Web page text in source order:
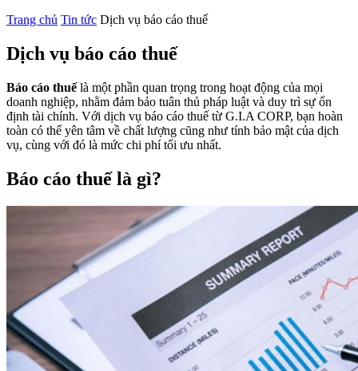
Trang chủ Tin tức Dịch vụ báo cáo thuế
Dịch vụ báo cáo thuế
Báo cáo thuếlà một phần quan trọng trong hoạt động của mọi
doanh nghiệp, nhằm đảm bảo tuân thủ pháp luật và duy trì sự ổn
định tài chính. Với dịch vụ báo cáo thuế từ G.I.A CORP, bạn hoàn
toàn có thể yên tâm về chất lượng cũng như tính bảo mật của dịch
vụ, cùng với đó là mức chi phí tối ưu nhất.
Báo cáo thuế là gì?